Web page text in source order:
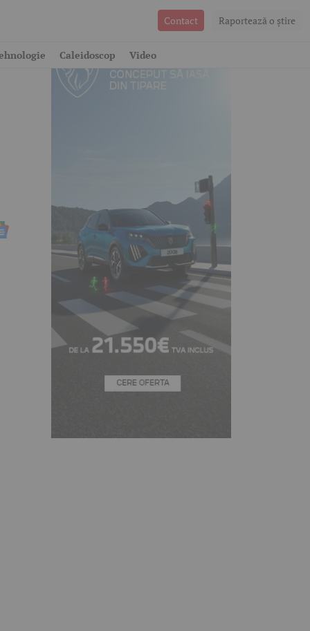
Contact Raportează o ştire
Caleidoscop Video